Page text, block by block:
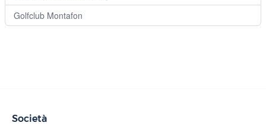
Golfclub Montafon
Società